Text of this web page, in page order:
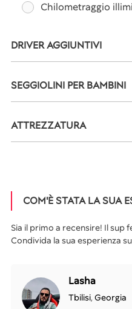
Chilometraggio
DRIVER AGGIUNTIVI
SEGGIOLINI PER BAMBINI
ATTREZZATURA
COM'È STATA LA SUA
Sia il primo a recensire! Il sup
Condivida la sua esperienza
Lasha
Tbilisi, Georgia